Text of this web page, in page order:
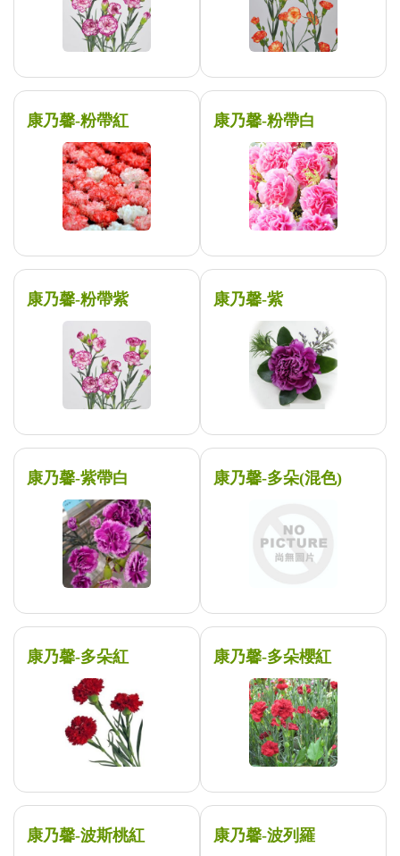
康乃馨-粉帶紅 康乃馨-粉帶白
康乃馨-粉帶紫 康乃馨-紫
康乃馨-紫帶白 康乃馨-多朵(混色)
康乃馨-多朵紅 康乃馨-多朵櫻紅
康乃馨-波斯桃紅 康乃馨-波列羅